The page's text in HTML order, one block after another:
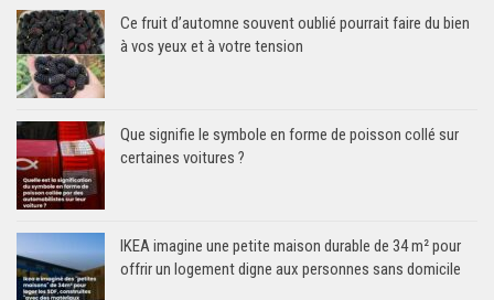
Ce fruit d’automne souvent oublié pourrait faire du bien
à vos yeux et à votre tension
Que signifie le symbole en forme de poisson collé sur
certaines voitures ?
IKEA imagine une petite maison durable de 34 m² pour
offrir un logement digne aux personnes sans domicile